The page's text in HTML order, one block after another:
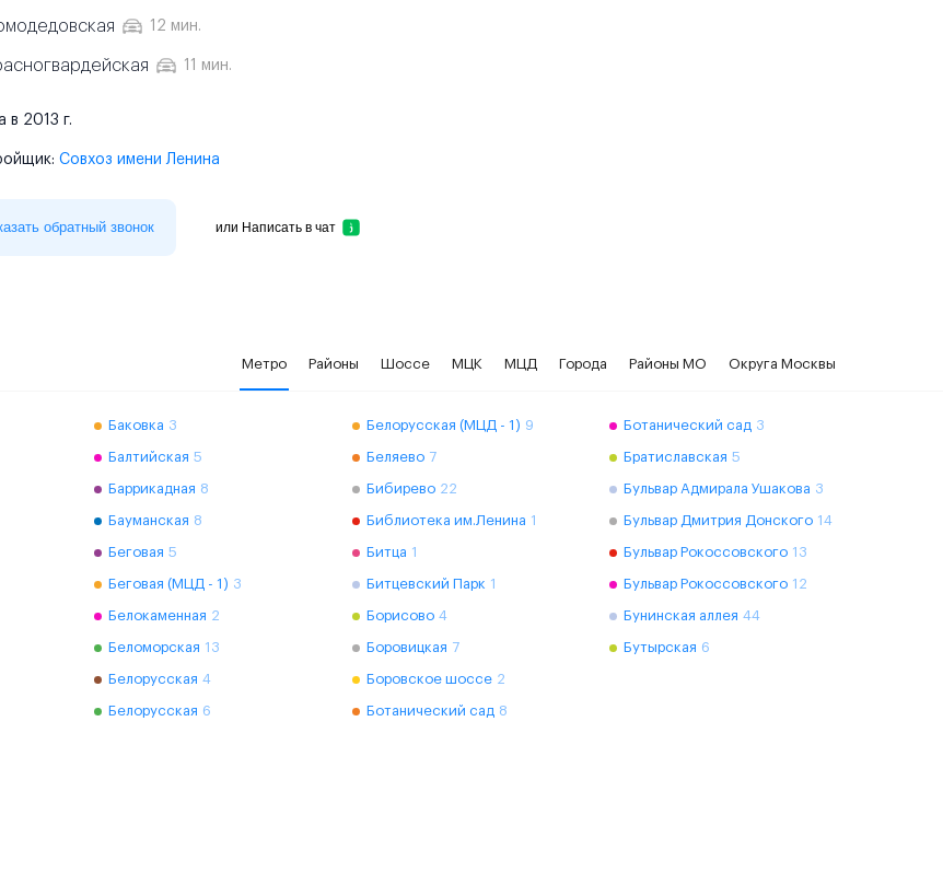
12 мин.
11 мин.
в 2013 г.
Совхоз имени Ленина
обратный звонок или Написать в чат
Метро Районы Шоссе МЦК МЦД Города Районы МО Округа Москвы
Баковка 3
Балтийская 5
Баррикадная 8
Бауманская 8
Беговая 5
Беговая (МЦД - 1) 3
Белокаменная 2
Беломорская 13
Белорусская 4
Белорусская 6
Белорусская (МЦД - 1) 9
Беляево 7
Бибирево 22
Библиотека им.Ленина 1
Битца 1
Битцевский Парк 1
Борисово 4
Боровицкая 7
Боровское шоссе 2
Ботанический сад 8
Ботанический сад 3
Братиславская 5
Бульвар Адмирала Ушакова 3
Бульвар Дмитрия Донского 14
Бульвар Рокоссовского 13
Бульвар Рокоссовского 12
Бунинская аллея 44
Бутырская 6